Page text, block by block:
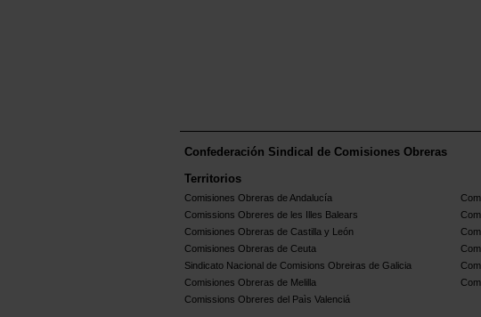
Confederación Sindical de Comisiones Obreras
Territorios
Comisiones Obreras de Andalucía
Comissions Obreres de les Illes Balears
Comisiones Obreras de Castilla y León
Comisiones Obreras de Ceuta
Sindicato Nacional de Comisions Obreiras de Galicia
Comisiones Obreras de Melilla
Comissions Obreres del Paìs Valenciá